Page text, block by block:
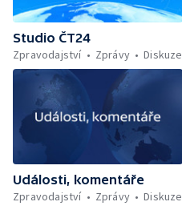
Studio ČT24
Zpravodajství
Zprávy Diskuze
Události, komentáře
Zpravodajství
Zprávy Diskuze